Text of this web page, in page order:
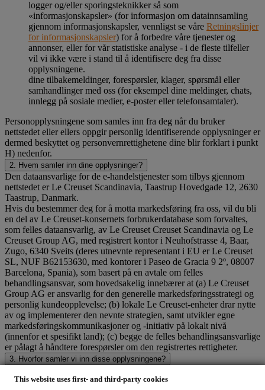
This website uses first- and third-party cookies
logger og/eller sporingsteknikker så som
«informasjonskapsler» (for informasjon om datainnsamling
gjennom informasjonskapsler, vennligst se våre Retningslinjer
for informasjonskapsler) for å forbedre våre tjenester og
annonser, eller for vår statistiske analyse - i de fleste tilfeller
vil vi ikke være i stand til å identifisere deg fra disse
opplysningene.
dine tilbakemeldinger, forespørsler, klager, spørsmål eller
samhandlinger med oss (for eksempel dine meldinger, chats,
innlegg på sosiale medier, e-poster eller telefonsamtaler).
Personopplysningene som samles inn fra deg når du bruker
nettstedet eller ellers oppgir personlig identifiserende opplysninger er
dermed beskyttet og personvernrettighetene dine blir forklart i punkt
H) nedenfor.
2. Hvem samler inn dine opplysninger?
Den dataansvarlige for de e-handelstjenester som tilbys gjennom
nettstedet er Le Creuset Scandinavia, Taastrup Hovedgade 12, 2630
Taastrup, Danmark.
Hvis du bestemmer deg for å motta markedsføring fra oss, vil du bli
en del av Le Creuset-konsernets forbrukerdatabase som forvaltes,
som felles dataansvarlig, av Le Creuset Creuset Scandinavia og Le
Creuset Group AG, med registrert kontor i Neuhofstrasse 4, Baar,
Zugo, 6340 Sveits (deres utnevnte representant i EU er Le Creuset
SL, NUF B62153630, med kontorer i Paseo de Gracia 9 2º, 08007
Barcelona, Spania), som basert på en avtale om felles
behandlingsansvar, som hovedsakelig innebærer at (a) Le Creuset
Group AG er ansvarlig for den generelle markedsføringsstrategi og
personlig kundeopplevelse; (b) lokale Le Creuset-enheter drar nytte
av og implementerer den nevnte strategien, samt utvikler egne
markedsføringskommunikasjoner og -initiativ på lokalt nivå
(innenfor et spesifikt land); (c) begge de felles behandlingsansvarlige
er pålagt å håndtere forespørsler om den registrertes rettigheter.
3. Hvorfor samler vi inn disse opplysningene?